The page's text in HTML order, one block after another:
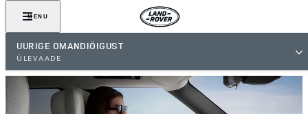
MENU
UURIGE OMANDIÕIGUST
ÜLEVAADE